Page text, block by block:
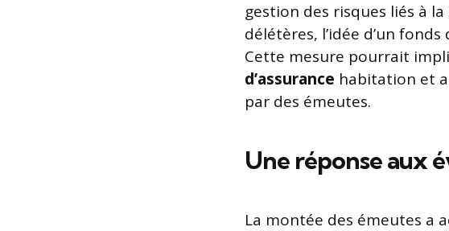
gestion des risques liés à
délétères, l’idée d’un
Cette mesure pourrait
d’assurance habitation et
par des émeutes.
Une réponse aux
La montée des émeutes a